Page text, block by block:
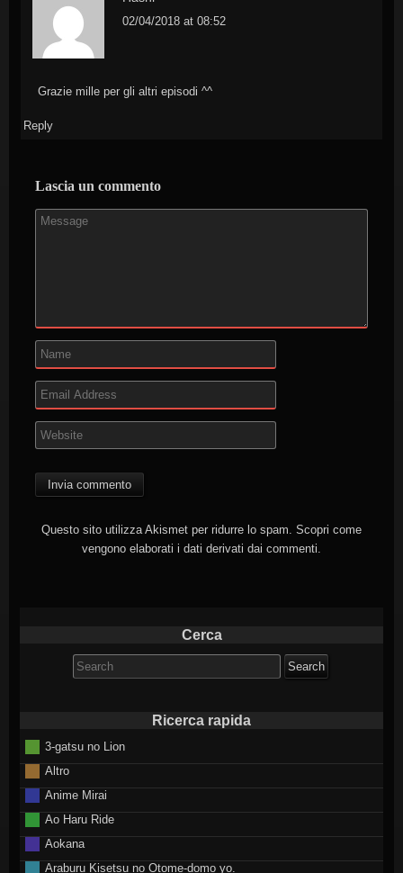
02/04/2018 at 08:52
Grazie mille per gli altri episodi ^^
Reply
Lascia un commento
Questo sito utilizza Akismet per ridurre lo spam. Scopri come
vengono elaborati i dati derivati dai commenti
Cerca
Search
for:
Ricerca rapida
3-gatsu no Lion
Altro
Anime Mirai
Ao Haru Ride
Aokana
Araburu Kisetsu no Otome-domo yo.